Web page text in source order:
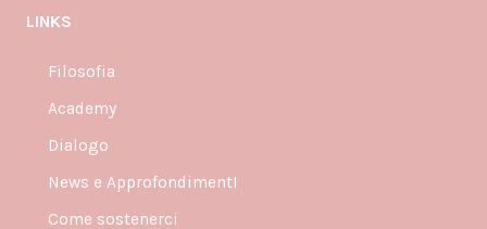
LINKS
Filosofia
Academy
Dialogo
News e ApprofondimentI
Come sostenerci